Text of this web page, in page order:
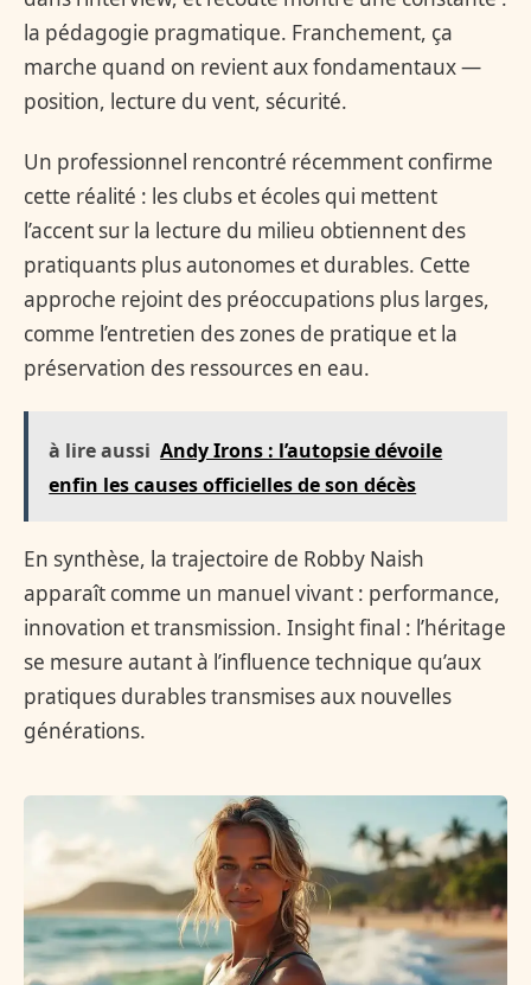
la pédagogie pragmatique. Franchement, ça
marche quand on revient aux fondamentaux —
position, lecture du vent, sécurité.
Un professionnel rencontré récemment confirme
cette réalité : les clubs et écoles qui mettent
l’accent sur la lecture du milieu obtiennent des
pratiquants plus autonomes et durables. Cette
approche rejoint des préoccupations plus larges,
comme l’entretien des zones de pratique et la
préservation des ressources en eau.
à lire aussi Andy Irons : l’autopsie dévoile
enfin les causes officielles de son décès
En synthèse, la trajectoire de Robby Naish
apparaît comme un manuel vivant : performance,
innovation et transmission. Insight final : l’héritage
se mesure autant à l’influence technique qu’aux
pratiques durables transmises aux nouvelles
générations.